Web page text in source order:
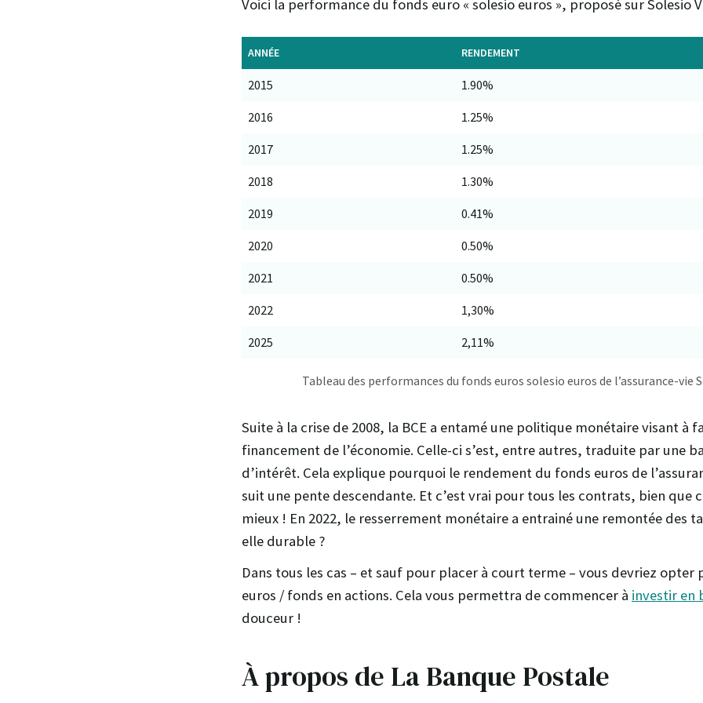
Voici la performance du fonds euro « solesio euros », proposé sur Solesio
ANNÉE RENDEMENT
2015 1.90%
2016 1.25%
2017 1.25%
2018 1.30%
2019 0.41%
2020 0.50%
2021 0.50%
2022 1,30%
2025 2,11%
Tableau des performances du fonds euros solesio euros de l’assurance-vie
Suite à la crise de 2008, la BCE a entamé une politique monétaire visant à
financement de l’économie. Celle-ci s’est, entre autres, traduite par une
d’intérêt. Cela explique pourquoi le rendement du fonds euros de
suit une pente descendante. Et c’est vrai pour tous les contrats, bien que
mieux ! En 2022, le resserrement monétaire a entrainé une remontée des
elle durable ?
Dans tous les cas – et sauf pour placer à court terme – vous devriez opter
euros / fonds en actions. Cela vous permettra de commencer à investir en
douceur !
À propos de La Banque Postale